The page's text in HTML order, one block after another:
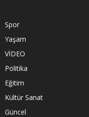
Spor
Yaşam
VİDEO
Politika
Eğitim
Kültür Sanat
Güncel